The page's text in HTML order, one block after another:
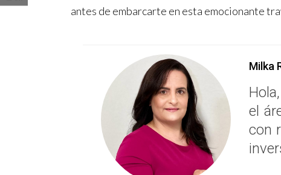
antes de embarcarte en esta emocionante
Milka
el
con